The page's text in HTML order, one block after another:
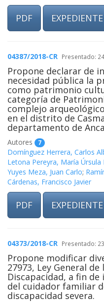
PDF EXPEDIENTE
04387/2018-CR Presentado:
Propone declarar de
necesidad pública la
como patrimonio
categoría de
complejo
en el distrito de
departamento de
Autores 7
Domínguez Herrera, Carlos
Letona Pereyra, María Úrsula
Yuyes Meza, Juan Carlo;
Cárdenas, Francisco Javier
PDF EXPEDIENTE
04373/2018-CR Presentado:
Propone modificar
27973, Ley General de
Discapacidad, a fin
del cuidador familiar
discapacidad severa.